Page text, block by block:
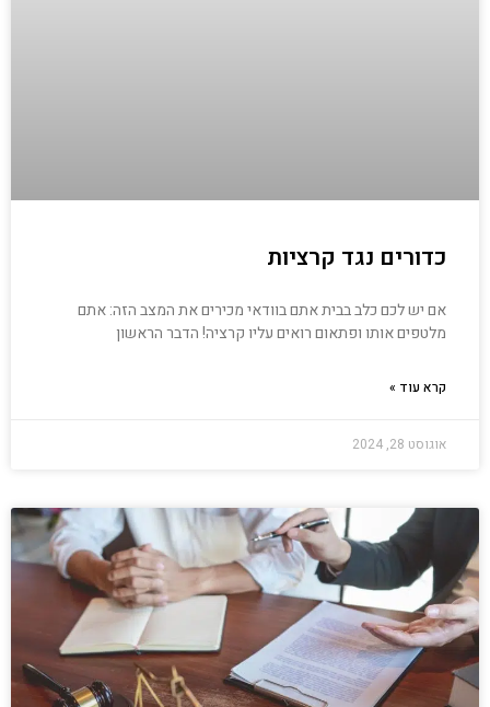
כדורים נגד קרציות
אם יש לכם כלב בבית אתם בוודאי מכירים את המצב הזה: אתם
מלטפים אותו ופתאום רואים עליו קרציה! הדבר הראשון
קרא עוד »
אוגוסט 28, 2024